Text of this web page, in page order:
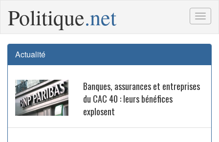
Politique.net
Actualité
Banques, assurances et entreprises
du CAC 40 : leurs bénéfices
explosent